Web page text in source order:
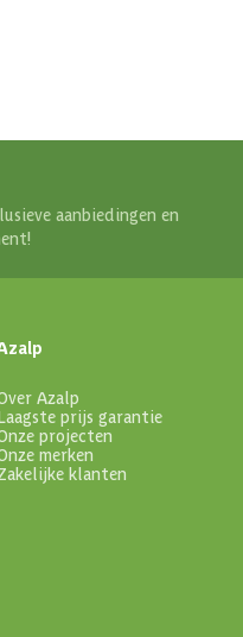
aanbiedingen en
Azalp
prijs garantie
projecten
merken
klanten